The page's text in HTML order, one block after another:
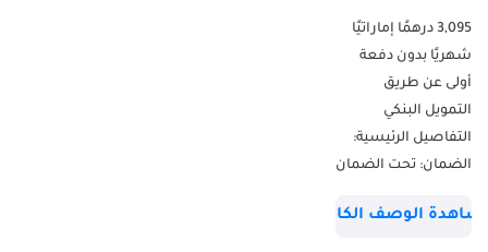
3,095 درهمًا إماراتيًا
شهريًا بدون دفعة
أولى عن طريق
التمويل البنكي
التفاصيل الرئيسية:
الضمان: تحت الضمان
مدفوعة مقاس
الوصف الكامل